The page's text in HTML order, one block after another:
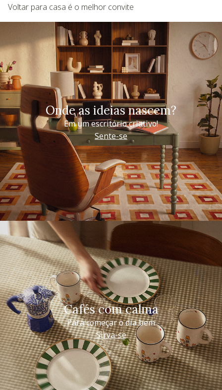
Voltar para casa é o melhor convite
Onde as ideias nascem?
Em um escritório criativo!
Sente-se
Cafés com calma
Para começar o dia bem
Sirva-se